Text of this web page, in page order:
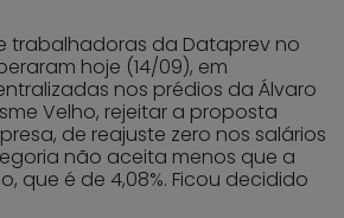
trabalhadoras da Dataprev no
hoje (14/09), em
nos prédios da Álvaro
Velho, rejeitar a proposta
de reajuste zero nos salários
não aceita menos que a
que é de 4,08%. Ficou decidido